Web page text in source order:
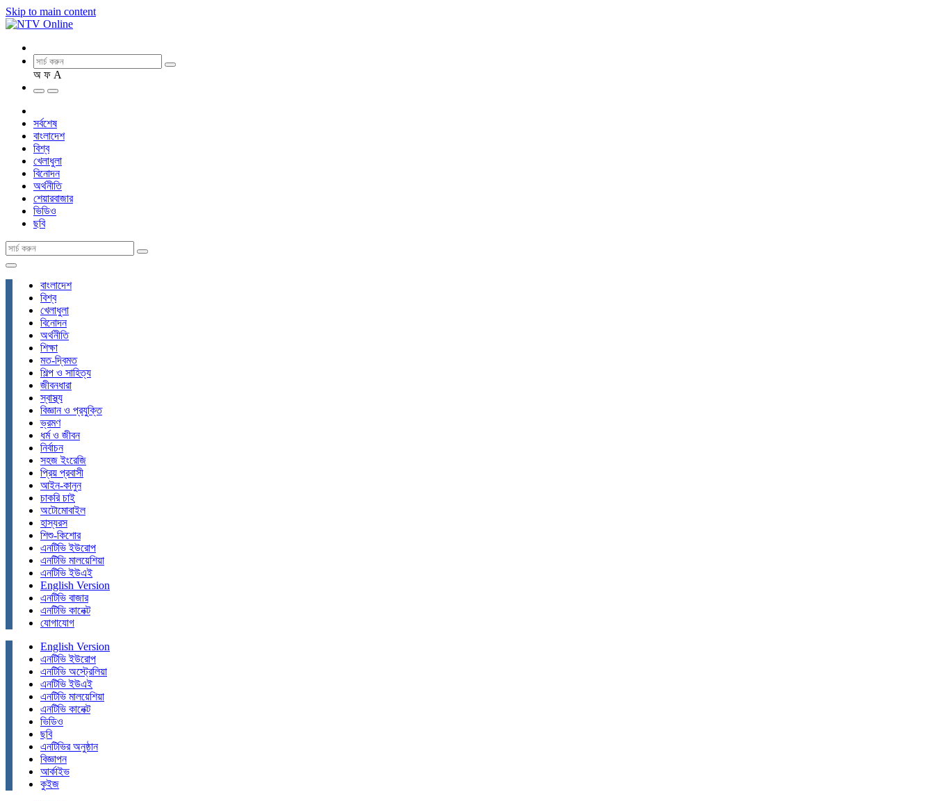
Skip to main content
অ ফ A
সর্বশেষ
বাংলাদেশ
বিশ্ব
খেলাধুলা
বিনোদন
অর্থনীতি
শেয়ারবাজার
ভিডিও
ছবি
বাংলাদেশ
বিশ্ব
খেলাধুলা
বিনোদন
অর্থনীতি
শিক্ষা
মত-দ্বিমত
শিল্প ও সাহিত্য
জীবনধারা
স্বাস্থ্য
বিজ্ঞান ও প্রযুক্তি
ভ্রমণ
ধর্ম ও জীবন
নির্বাচন
সহজ ইংরেজি
প্রিয় প্রবাসী
আইন-কানুন
চাকরি চাই
অটোমোবাইল
হাস্যরস
শিশু-কিশোর
এনটিভি ইউরোপ
এনটিভি মালয়েশিয়া
এনটিভি ইউএই
English Version
এনটিভি বাজার
এনটিভি কানেক্ট
যোগাযোগ
English Version
এনটিভি ইউরোপ
এনটিভি অস্ট্রেলিয়া
এনটিভি ইউএই
এনটিভি মালয়েশিয়া
এনটিভি কানেক্ট
ভিডিও
ছবি
এনটিভির অনুষ্ঠান
বিজ্ঞাপন
আর্কাইভ
কুইজ